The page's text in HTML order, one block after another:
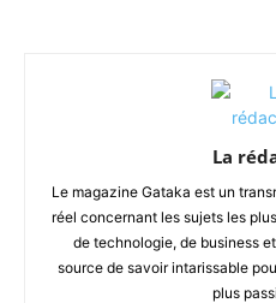
La
Le magazine Gataka est un
réel concernant les sujets les
de technologie, de business
source de savoir intarissable
plus